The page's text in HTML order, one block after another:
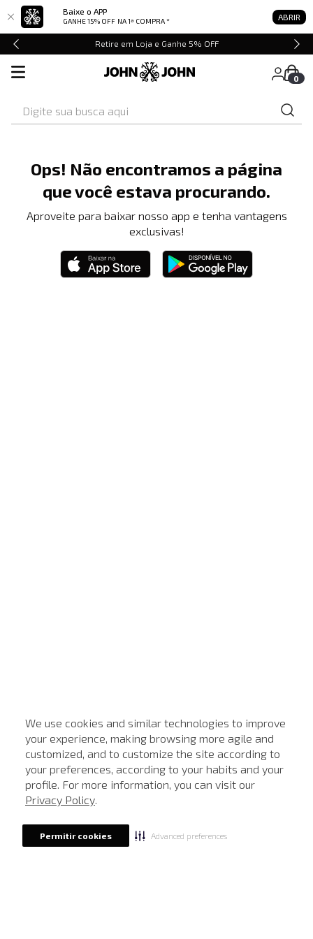
Baixe o APP
GANHE 15% OFF NA 1ª COMPRA * ABRIR
We use cookies and similar technologies to improve
your experience, making browsing more agile and
customized, and to customize the site according to
your preferences, according to your habits and your
profile. For more information, you can visit our
Privacy Policy.
Permitir cookies Advanced preferences
Retire em Loja e Ganhe 5% OFF
0
Ops! Não encontramos a página
que você estava procurando.
Aproveite para baixar nosso app e tenha vantagens
exclusivas!